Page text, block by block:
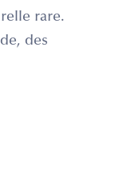
rare.
des